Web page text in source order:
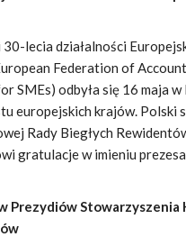
lecia działalności
Federation of
SMEs) odbyła się 16 maja
europejskich krajów. Polski
Rady Biegłych
gratulacje w imieniu
Prezydiów Stowarzyszenia